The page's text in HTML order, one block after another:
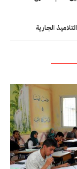
الجارية